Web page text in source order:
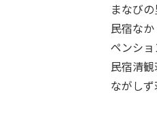
まなび
民宿な
ペンシ
民宿清
ながし